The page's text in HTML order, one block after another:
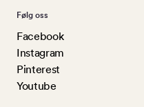
Følg oss
Facebook
Instagram
Pinterest
Youtube